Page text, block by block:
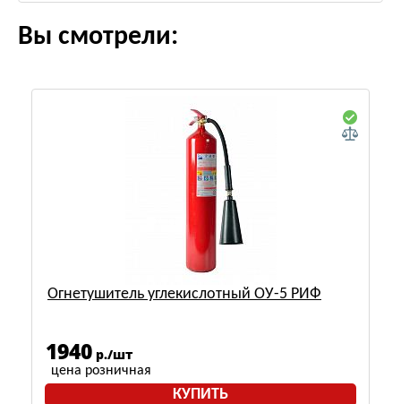
Вы смотрели:
Огнетушитель углекислотный ОУ-5 РИФ
1940 р./шт
цена розничная
КУПИТЬ